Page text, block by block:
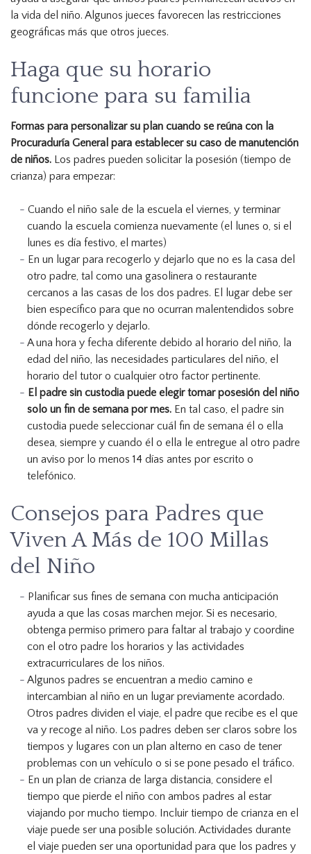
la vida del niño. Algunos jueces favorecen las restricciones
geográficas más que otros jueces.
Haga que su horario
funcione para su familia
Formas para personalizar su plan cuando se reúna con la
Procuraduría General para establecer su caso de manutención
de niños. Los padres pueden solicitar la posesión (tiempo de
crianza) para empezar:
Cuando el niño sale de la escuela el viernes, y terminar
cuando la escuela comienza nuevamente (el lunes o, si el
lunes es día festivo, el martes)
En un lugar para recogerlo y dejarlo que no es la casa del
otro padre, tal como una gasolinera o restaurante
cercanos a las casas de los dos padres. El lugar debe ser
bien específico para que no ocurran malentendidos sobre
dónde recogerlo y dejarlo.
A una hora y fecha diferente debido al horario del niño, la
edad del niño, las necesidades particulares del niño, el
horario del tutor o cualquier otro factor pertinente.
El padre sin custodia puede elegir tomar posesión del niño
solo un fin de semana por mes. En tal caso, el padre sin
custodia puede seleccionar cuál fin de semana él o ella
desea, siempre y cuando él o ella le entregue al otro padre
un aviso por lo menos 14 días antes por escrito o
telefónico.
Consejos para Padres que
Viven A Más de 100 Millas
del Niño
Planificar sus fines de semana con mucha anticipación
ayuda a que las cosas marchen mejor. Si es necesario,
obtenga permiso primero para faltar al trabajo y coordine
con el otro padre los horarios y las actividades
extracurriculares de los niños.
Algunos padres se encuentran a medio camino e
intercambian al niño en un lugar previamente acordado.
Otros padres dividen el viaje, el padre que recibe es el que
va y recoge al niño. Los padres deben ser claros sobre los
tiempos y lugares con un plan alterno en caso de tener
problemas con un vehículo o si se pone pesado el tráfico.
En un plan de crianza de larga distancia, considere el
tiempo que pierde el niño con ambos padres al estar
viajando por mucho tiempo. Incluir tiempo de crianza en el
viaje puede ser una posible solución. Actividades durante
el viaje pueden ser una oportunidad para que los padres y